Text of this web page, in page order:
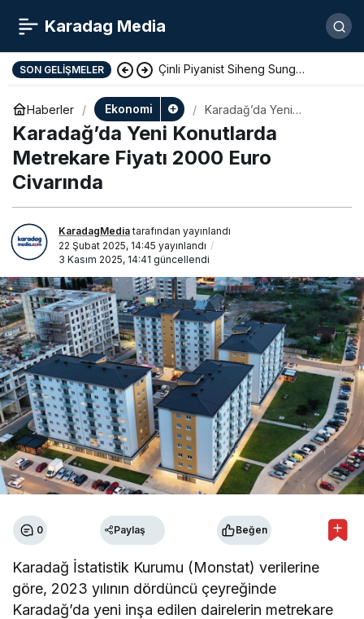
Karadag Media
SON GELIŞMELER Çinli Piyanist Siheng Sung
KotorArt Festivalinde Sahne Alıyor
Haberler Ekonomi
Karadağ’da Yeni
Konutlarda Metrekare
Fiyatı 2000 Euro
Civarında
Karadağ’da Yeni Konutlarda
Metrekare Fiyatı 2000 Euro
Civarında
KaradagMediatarafından yayınlandı
22 Şubat 2025, 14:45 yayınlandı
3 Kasım 2025, 14:41 güncellendi
0 Paylaş Beğen
Karadağ İstatistik Kurumu (Monstat) verilerine
göre, 2023 yılının dördüncü çeyreğinde
Karadağ’da yeni inşa edilen dairelerin metrekare